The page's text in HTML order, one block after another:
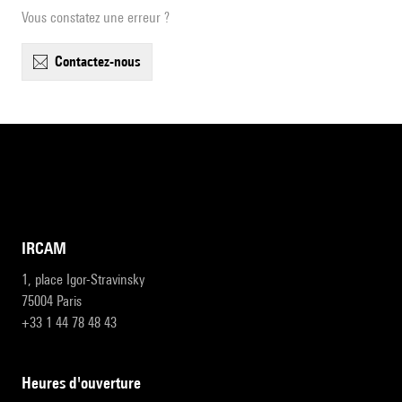
Vous constatez une erreur ?
contactez-nous
IRCAM
1, place Igor-Stravinsky
75004 Paris
+33 1 44 78 48 43
heures d'ouverture